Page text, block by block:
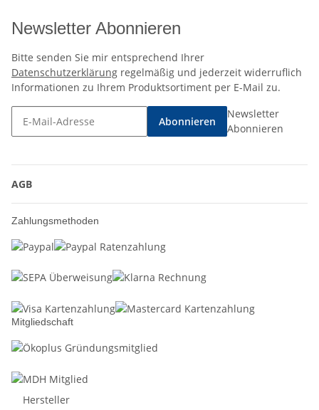
Newsletter Abonnieren
Bitte senden Sie mir entsprechend Ihrer
Datenschutzerklärung regelmäßig und jederzeit widerruflich
Informationen zu Ihrem Produktsortiment per E-Mail zu.
Abonnieren
Newsletter
Abonnieren
AGB
Zahlungsmethoden
Mitgliedschaft
Hersteller